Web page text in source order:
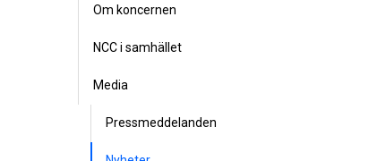
Om koncernen
NCC i samhället
Media
Pressmeddelanden